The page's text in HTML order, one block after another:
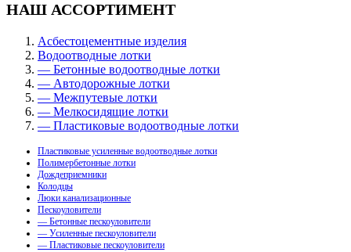
НАШ АССОРТИМЕНТ
Асбестоцементные изделия
Водоотводные лотки
— Бетонные водоотводные лотки
— Автодорожные лотки
— Межпутевые лотки
— Мелкосидящие лотки
— Пластиковые водоотводные лотки
Пластиковые усиленные водоотводные лотки
Полимербетонные лотки
Дождеприемники
Колодцы
Люки канализационные
Пескоуловители
— Бетонные пескоуловители
— Усиленные пескоуловители
— Пластиковые пескоуловители